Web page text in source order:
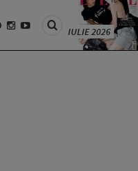
IULIE 2026